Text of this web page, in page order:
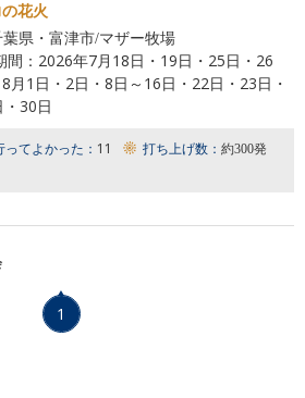
花火
葉県・富津市/マザー牧場
間： 2026年7月18日・19日・25日・26
8月1日・2日・8日～16日・22日・23日・
・30日
ってよかった： 11 打ち上げ数： 約300発
1